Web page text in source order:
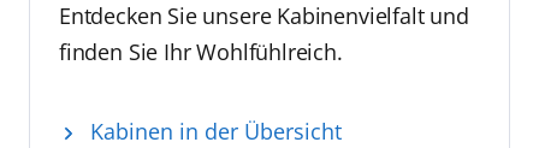
Entdecken Sie unsere Kabinenvielfalt und
finden Sie Ihr Wohlfühlreich.
Kabinen in der Übersicht